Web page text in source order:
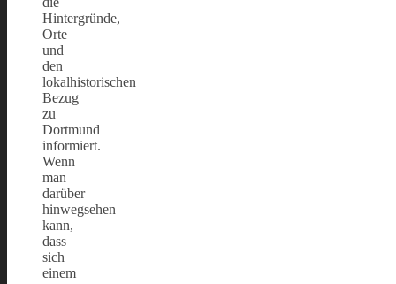
Hintergründe,
Orte
und
den
lokalhistorischen
Bezug
zu
Dortmund
informiert.
Wenn
man
darüber
hinwegsehen
kann,
dass
sich
einem